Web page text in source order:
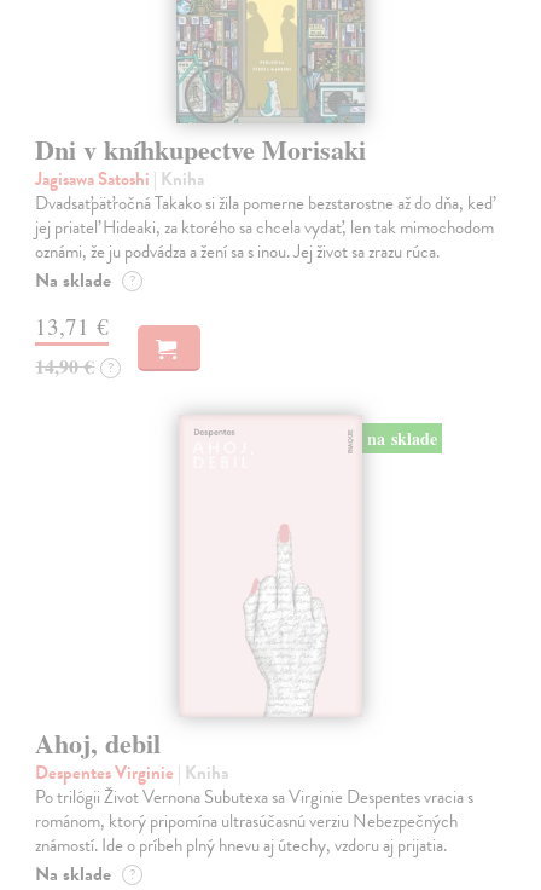
Dni v kníhkupectve Morisaki
Jagisawa Satoshi | Kniha
Dvadsaťpäťročná Takako si žila pomerne bezstarostne až do dňa, keď
jej priateľ Hideaki, za ktorého sa chcela vydať, len tak mimochodom
oznámi, že ju podvádza a žení sa s inou. Jej život sa zrazu rúca.
Na sklade ?
13,71 €
14,90 € ?
na sklade
Ahoj, debil
Despentes Virginie | Kniha
Po trilógii Život Vernona Subutexa sa Virginie Despentes vracia s
románom, ktorý pripomína ultrasúčasnú verziu Nebezpečných
známostí. Ide o príbeh plný hnevu aj útechy, vzdoru aj prijatia.
Na sklade ?